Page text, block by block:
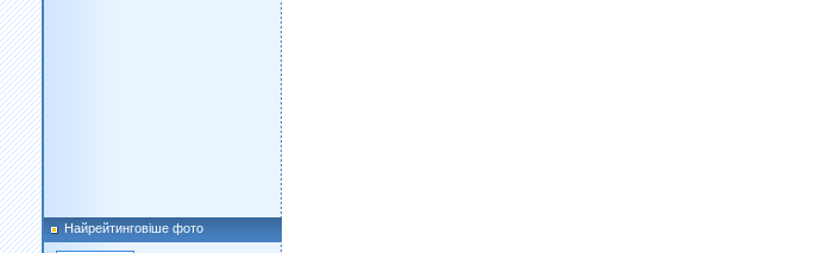
Найрейтинговіше фото